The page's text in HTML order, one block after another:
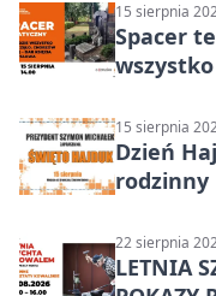
15 sierpnia
Spacer
wszystko
15 sierpnia
Dzień
rodzinny
22 sierpnia
LETNIA